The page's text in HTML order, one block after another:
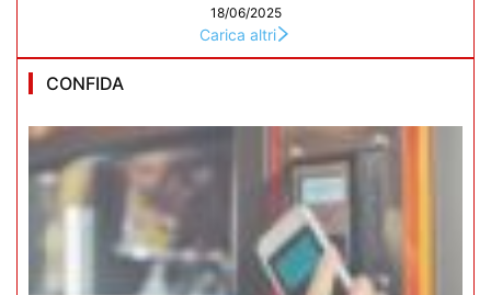
18/06/2025
Carica altri
CONFIDA